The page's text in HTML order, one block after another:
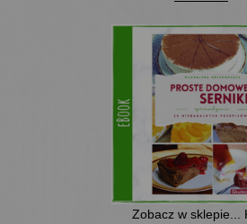
Zobacz w sklepie...